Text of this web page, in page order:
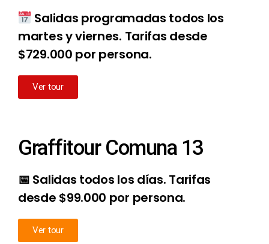
Salidas programadas todos los
martes y viernes. Tarifas desde
$729.000 por persona.
Ver tour
Graffitour Comuna 13
📅 Salidas todos los días. Tarifas
desde $99.000 por persona.
Ver tour